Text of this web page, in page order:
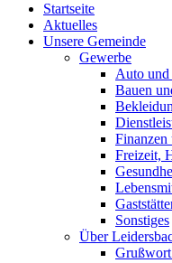
Startseite
Aktuelles
Unsere Gemeinde
Gewerbe
Auto und
Bauen
Finanzen
Freizeit,
Sonstiges
Über
Grußwort